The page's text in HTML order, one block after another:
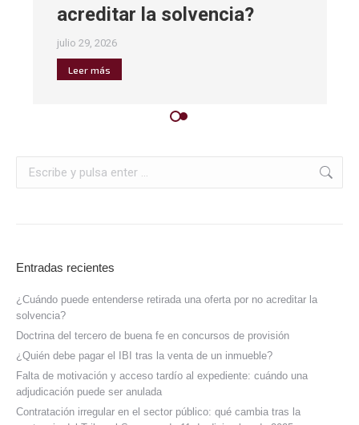
acreditar la solvencia?
julio 29, 2026
Leer más
Entradas recientes
¿Cuándo puede entenderse retirada una oferta por no acreditar la
solvencia?
Doctrina del tercero de buena fe en concursos de provisión
¿Quién debe pagar el IBI tras la venta de un inmueble?
Falta de motivación y acceso tardío al expediente: cuándo una
adjudicación puede ser anulada
Contratación irregular en el sector público: qué cambia tras la